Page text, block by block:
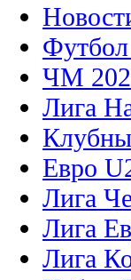
ЧМ
Лига
Евро
Лига
Лига
Лига